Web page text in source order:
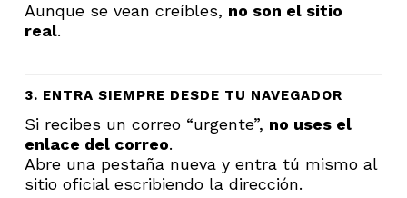
Aunque se vean creíbles, no son el sitio
real.
3. ENTRA SIEMPRE DESDE TU NAVEGADOR
Si recibes un correo “urgente”, no uses el
enlace del correo.
Abre una pestaña nueva y entra tú mismo al
sitio oficial escribiendo la dirección.